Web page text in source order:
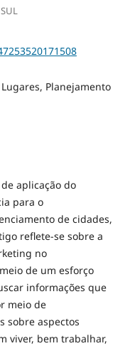
Planejamento
aplicação do
para o
de cidades,
reflete-se sobre a
no
de um esforço
informações que
meio de
sobre aspectos
viver, bem trabalhar,